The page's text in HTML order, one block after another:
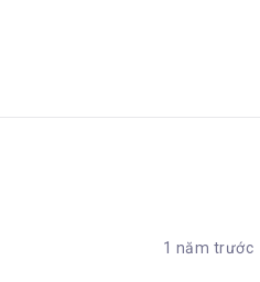
1 năm trước